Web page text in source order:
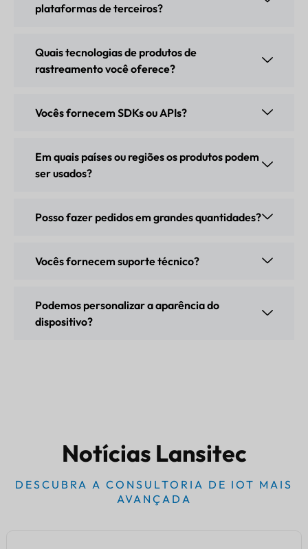
plataformas de terceiros?
Quais tecnologias de produtos de
rastreamento você oferece?
Vocês fornecem SDKs ou APIs?
Em quais países ou regiões os produtos podem
ser usados?
Posso fazer pedidos em grandes quantidades?
Vocês fornecem suporte técnico?
Podemos personalizar a aparência do
dispositivo?
Notícias Lansitec
DESCUBRA A CONSULTORIA DE IOT MAIS
AVANÇADA